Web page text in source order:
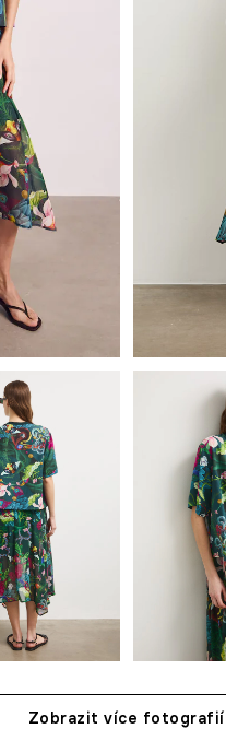
Zobrazit více fotografií